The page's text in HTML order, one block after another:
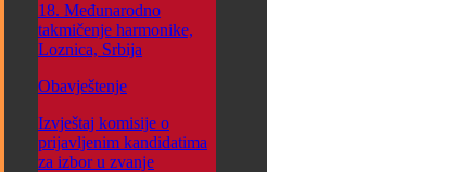
18. Međunarodno
takmičenje harmonike,
Loznica, Srbija
Obavještenje
Izvještaj komisije o
prijavljenim kandidatima
za izbor u zvanje